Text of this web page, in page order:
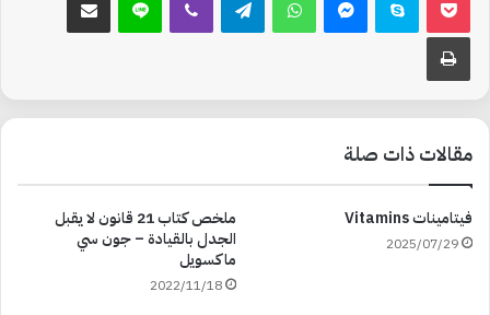
مقالات ذات صلة
فيتامينات Vitamins
2025/07/29
ملخص كتاب 21 قانون لا يقبل
الجدل بالقيادة – جون سي
ماكسويل
2022/11/18